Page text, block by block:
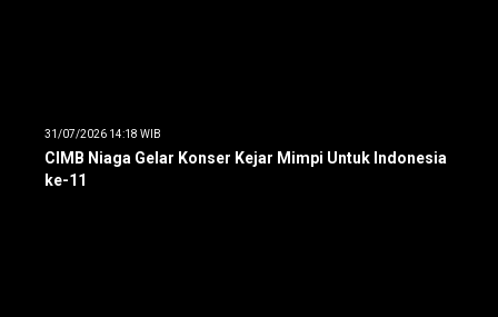
31/07/2026 14:18 WIB
CIMB Niaga Gelar Konser Kejar Mimpi Untuk Indonesia
ke-11